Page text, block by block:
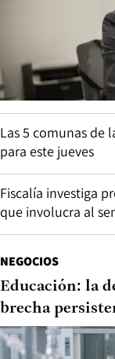
Las 5 comunas de
para este jueves
Fiscalía investiga
que involucra al
NEGOCIOS
Educación: la
brecha